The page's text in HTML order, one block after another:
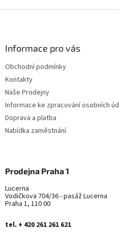
Informace pro vás
Obchodní podmínky
Kontakty
Naše Prodejny
Informace ke zpracování osobních
Doprava a platba
Nabídka zaměstnání
Prodejna Praha 1
Lucerna
Vodičkova 704/36 - pasáž Lucerna
Praha 1, 110 00
tel. + 420 261 261 621